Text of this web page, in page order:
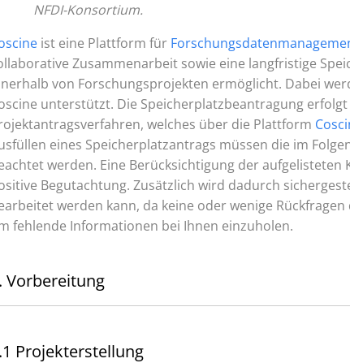
NFDI-Konsortium.
ist eine Plattform für
Zusammenarbeit sowie eine langfristige
von Forschungsprojekten ermöglicht. Dabei
unterstützt. Die Speicherplatzbeantragung
welches über die Plattform
eines Speicherplatzantrags müssen die im
werden. Eine Berücksichtigung der
Begutachtung. Zusätzlich wird dadurch
werden kann, da keine oder wenige
fehlende Informationen bei Ihnen einzuholen.
Vorbereitung
Projekterstellung